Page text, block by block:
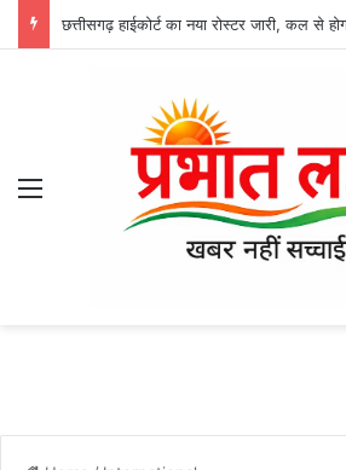
Menu